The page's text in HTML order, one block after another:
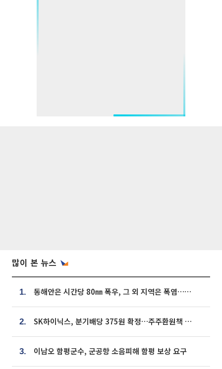
많이 본 뉴스
1. 동해안은 시간당 80㎜ 폭우, 그 외 지역은 폭염…‘극과 극 날씨’
2. SK하이닉스, 분기배당 375원 확정…주주환원책 9월로 앞당겨 발표
3. 이남오 함평군수, 군공항 소음피해 함평 보상 요구